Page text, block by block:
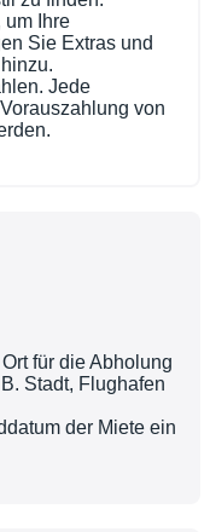
um Ihre
Sie Extras und
Jede
von
für die Abholung
Stadt, Flughafen
der Miete ein